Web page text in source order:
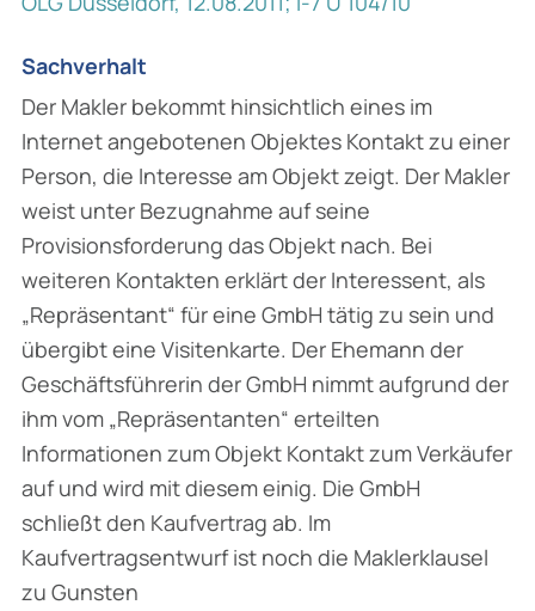
Sachverhalt
Der Makler bekommt hinsichtlich eines im
Internet angebotenen Objektes Kontakt zu einer
Person, die Interesse am Objekt zeigt. Der Makler
weist unter Bezugnahme auf seine
Provisionsforderung das Objekt nach. Bei
weiteren Kontakten erklärt der Interessent, als
„Repräsentant“ für eine GmbH tätig zu sein und
übergibt eine Visitenkarte. Der Ehemann der
Geschäftsführerin der GmbH nimmt aufgrund der
ihm vom „Repräsentanten“ erteilten
Informationen zum Objekt Kontakt zum Verkäufer
auf und wird mit diesem einig. Die GmbH
schließt den Kaufvertrag ab. Im
Kaufvertragsentwurf ist noch die Maklerklausel
zu Gunsten